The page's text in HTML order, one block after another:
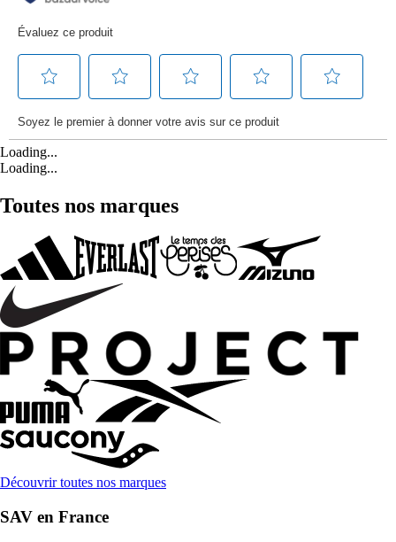
Loading...
Loading...
Toutes nos marques
Découvrir toutes nos marques
SAV en France